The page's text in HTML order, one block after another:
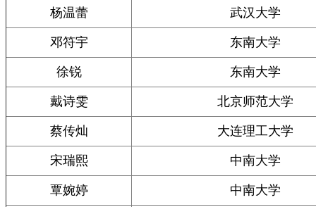
杨温蕾 武汉大学
邓符宇 东南大学
徐锐 东南大学
戴诗雯 北京师范大学
蔡传灿 大连理工大学
宋瑞熙 中南大学
覃婉婷 中南大学